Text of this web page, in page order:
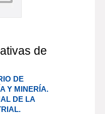
de
DE
Y MINERÍA.
DE LA